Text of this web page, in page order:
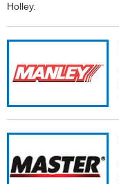
Holley.